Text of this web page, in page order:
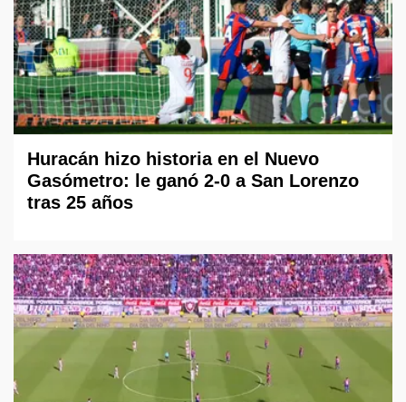
Huracán hizo historia en el Nuevo
Gasómetro: le ganó 2-0 a San Lorenzo
tras 25 años